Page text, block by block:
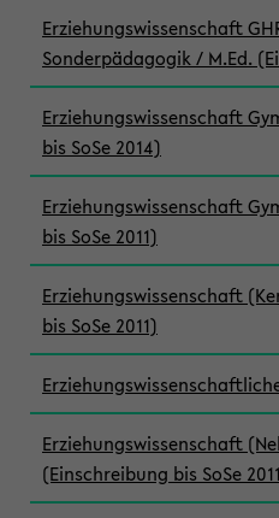
Erziehungswissenschaft
Sonderpädagogik / M.Ed.
Erziehungswissenschaft
bis SoSe 2014)
Erziehungswissenschaft
bis SoSe 2011)
Erziehungswissenschaft
bis SoSe 2011)
Erziehungswissenschaft
(Einschreibung bis SoSe